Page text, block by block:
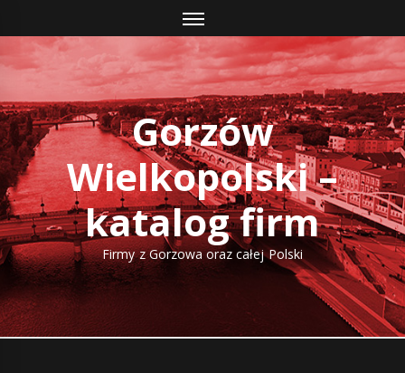
to
content
Gorzów
Wielkopolski –
katalog firm
Firmy z Gorzowa oraz całej Polski